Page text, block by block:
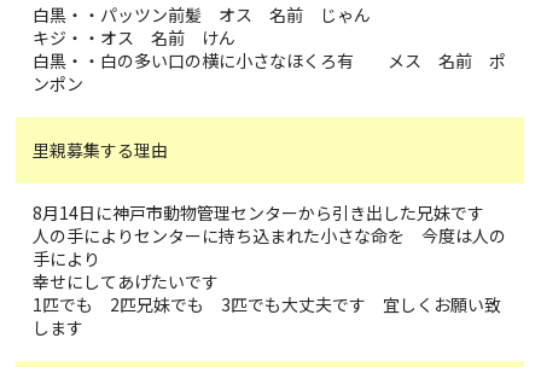
白黒・・パッツン前髪 オス 名前 じゃん
キジ・・オス 名前 けん
白黒・・白の多い口の横に小さなほくろ有 メス 名前 ポ
ンポン
里親募集する理由
8月14日に神戸市動物管理センターから引き出した兄妹です
人の手によりセンターに持ち込まれた小さな命を 今度は人の
手により
幸せにしてあげたいです
1匹でも 2匹兄妹でも 3匹でも大丈夫です 宜しくお願い致
します